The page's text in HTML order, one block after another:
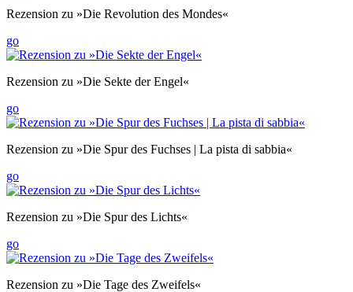
Rezension zu »Die Revolution des Mondes«
go
Rezension zu »Die Sekte der Engel«
go
Rezension zu »Die Spur des Fuchses | La pista di sabbia«
go
Rezension zu »Die Spur des Lichts«
go
Rezension zu »Die Tage des Zweifels«